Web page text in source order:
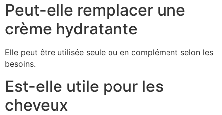
Peut-elle remplacer une
crème hydratante
Elle peut être utilisée seule ou en complément selon les
besoins.
Est-elle utile pour les
cheveux